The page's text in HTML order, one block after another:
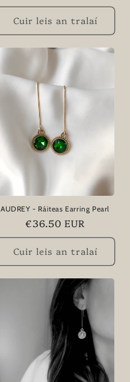
rialta
Cuir leis an tralaí
AUDREY - Ráiteas Earring Pearl
Praghas
rialta
€36.50 EUR
Cuir leis an tralaí